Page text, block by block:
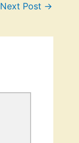
Next Post →